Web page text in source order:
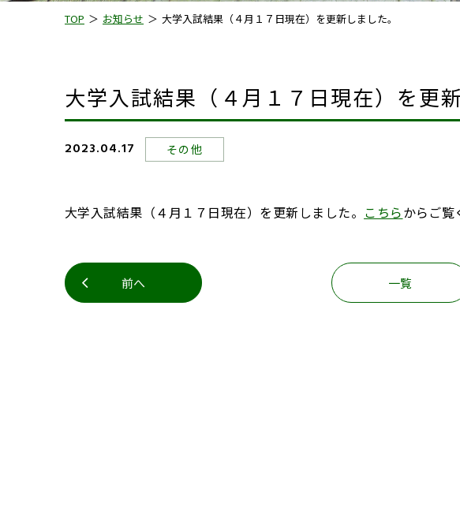
大学入試結果（４月１７日現在）を更
2023.04.17 その他
大学入試結果（４月１７日現在）を更新しました。 こちらからご覧
前へ 一覧
TOP お知らせ 大学入試結果（４月１７日現在）を更新しました。